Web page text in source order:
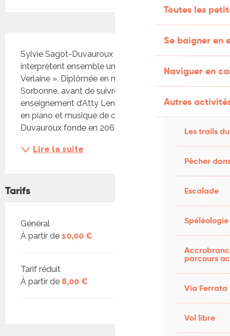
Toutes les
Se baigner en
Naviguer en
Autres
Les trails
Pêcher
Escalade
Spéléologie
parcours
Via Ferrata
Vol libre
Sylvie Sagot-Duvauroux et Audrey Saad
interprètent ensemble un récital « Autour de
Verlaine ». Diplômée en musicologie à la
Sorbonne, avant de suivre le précieux
enseignement d’Atty Lengyel et Gabriel Lengyel
en piano et musique de chambre, Sylvie Sagot-
Duvauroux fonde en 206 la compagnie E il...
Lire la suite
Tarifs
Tarifs 2026
Général
À partir de 10,00 €
Tarif réduit
À partir de 8,00 €